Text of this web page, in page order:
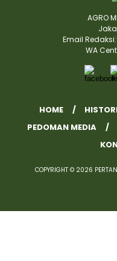
AGRO
Email
WA
HOME
PEDOMAN MEDIA
COPYRIGHT © 2026